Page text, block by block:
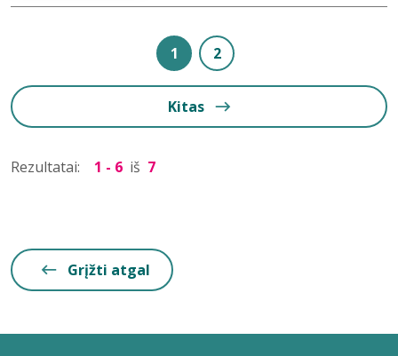
1 2
Kitas
Rezultatai: 1 - 6 iš 7
Grįžti atgal